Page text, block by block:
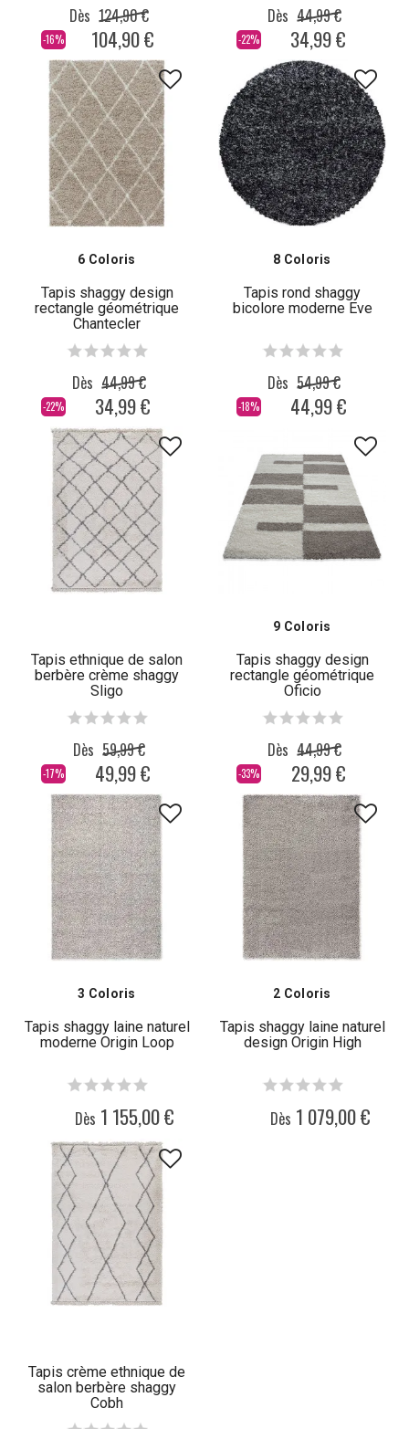
-16%
Dès 124,90 €
104,90 € -22%
Dès 44,99 €
34,99 €
6 Coloris
Tapis shaggy design
rectangle géométrique
Chantecler
-22%
Dès 44,99 €
34,99 €
8 Coloris
Tapis rond shaggy
bicolore moderne Eve
-18%
Dès 54,99 €
44,99 €
Tapis ethnique de salon
berbère crème shaggy
Sligo
-17%
Dès 59,99 €
49,99 €
9 Coloris
Tapis shaggy design
rectangle géométrique
Oficio
-33%
Dès 44,99 €
29,99 €
3 Coloris
Tapis shaggy laine naturel
moderne Origin Loop
Dès 1 155,00 €
2 Coloris
Tapis shaggy laine naturel
design Origin High
Dès 1 079,00 €
Tapis crème ethnique de
salon berbère shaggy
Cobh